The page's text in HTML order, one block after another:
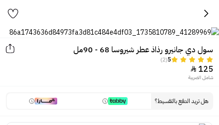
سول دي جانيرو رذاذ عطر شيروسا 68 - 90مل
5
(2)
125

شامل الضريبة
هل تريد الدفع بالتقسيط؟